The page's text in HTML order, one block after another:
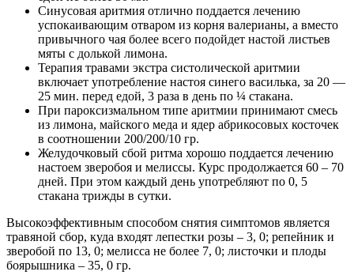
Синусовая аритмия отлично поддается лечению
успокаивающим отваром из корня валерианы, а вместо
привычного чая более всего подойдет настой листьев
мяты с долькой лимона.
Терапия травами экстра систолической аритмии
включает употребление настоя синего василька, за 20 —
25 мин. перед едой, 3 раза в день по ¼ стакана.
При пароксизмальном типе аритмии принимают смесь
из лимона, майского меда и ядер абрикосовых косточек
в соотношении 200/200/10 гр.
Желудочковый сбой ритма хорошо поддается лечению
настоем зверобоя и мелиссы. Курс продолжается 60 – 70
дней. При этом каждый день употребляют по 0, 5
стакана трижды в сутки.
Высокоэффективным способом снятия симптомов является
травяной сбор, куда входят лепестки розы – 3, 0; репейник и
зверобой по 13, 0; мелисса не более 7, 0; листочки и плоды
боярышника – 35, 0 гр.